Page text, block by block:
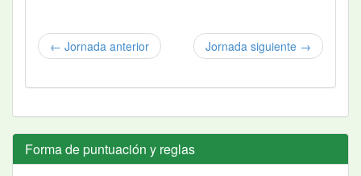
← Jornada anterior Jornada siguiente →
Forma de puntuación y reglas